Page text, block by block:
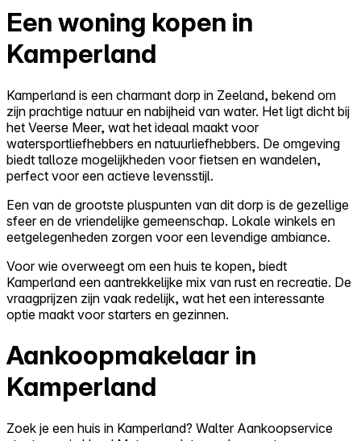
Een woning kopen in
Kamperland
Kamperland is een charmant dorp in Zeeland, bekend om
zijn prachtige natuur en nabijheid van water. Het ligt dicht bij
het Veerse Meer, wat het ideaal maakt voor
watersportliefhebbers en natuurliefhebbers. De omgeving
biedt talloze mogelijkheden voor fietsen en wandelen,
perfect voor een actieve levensstijl.
Een van de grootste pluspunten van dit dorp is de gezellige
sfeer en de vriendelijke gemeenschap. Lokale winkels en
eetgelegenheden zorgen voor een levendige ambiance.
Voor wie overweegt om een huis te kopen, biedt
Kamperland een aantrekkelijke mix van rust en recreatie. De
vraagprijzen zijn vaak redelijk, wat het een interessante
optie maakt voor starters en gezinnen.
Aankoopmakelaar in
Kamperland
Zoek je een huis in Kamperland? Walter Aankoopservice